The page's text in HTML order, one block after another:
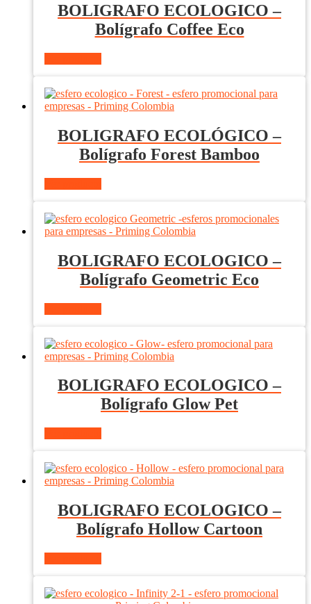
BOLIGRAFO ECOLOGICO –
Bolígrafo Coffee Eco
BOLIGRAFO ECOLÓGICO –
Bolígrafo Forest Bamboo
BOLIGRAFO ECOLOGICO –
Bolígrafo Geometric Eco
BOLIGRAFO ECOLOGICO –
Bolígrafo Glow Pet
BOLIGRAFO ECOLOGICO –
Bolígrafo Hollow Cartoon